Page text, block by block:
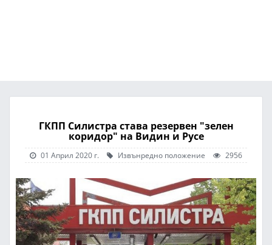
ГКПП Силистра става резервен "зелен
коридор" на Видин и Русе
01 Април 2020 г. Извънредно положение 2956